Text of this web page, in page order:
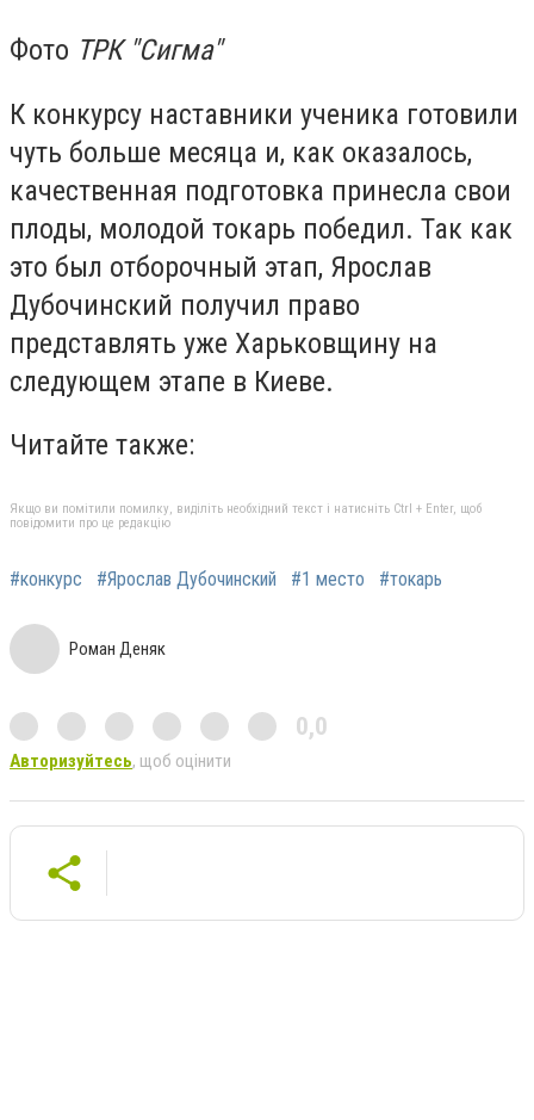
Фото ТРК "Сигма"
К конкурсу наставники ученика готовили
чуть больше месяца и, как оказалось,
качественная подготовка принесла свои
плоды, молодой токарь победил. Так как
это был отборочный этап, Ярослав
Дубочинский получил право
представлять уже Харьковщину на
следующем этапе в Киеве.
Читайте также:
Якщо ви помітили помилку, виділіть необхідний текст і натисніть Ctrl + Enter, щоб
повідомити про це редакцію
#конкурс #Ярослав Дубочинский #1 место #токарь
Роман Деняк
0,0
Авторизуйтесь, щоб оцінити